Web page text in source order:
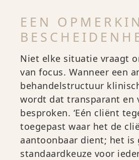
EEN
Niet elke situatie vraagt
van focus. Wanneer een
behandelstructuur
wordt dat transparant en
besproken. ‘Eén cliënt
toegepast waar het de
aantoonbaar dient; het is
standaardkeuze voor